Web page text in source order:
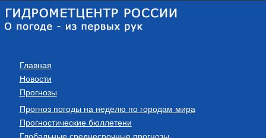
Главная
Новости
Прогнозы
Прогноз погоды на неделю по городам мира
Прогностические бюллетени